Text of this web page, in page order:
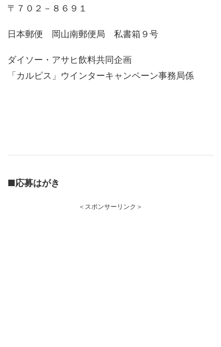
〒７０２－８６９１
日本郵便 岡山南郵便局 私書箱９号
ダイソー・アサヒ飲料共同企画
「カルピス」ウインターキャンペーン事務局係
■応募はがき
＜スポンサーリンク＞